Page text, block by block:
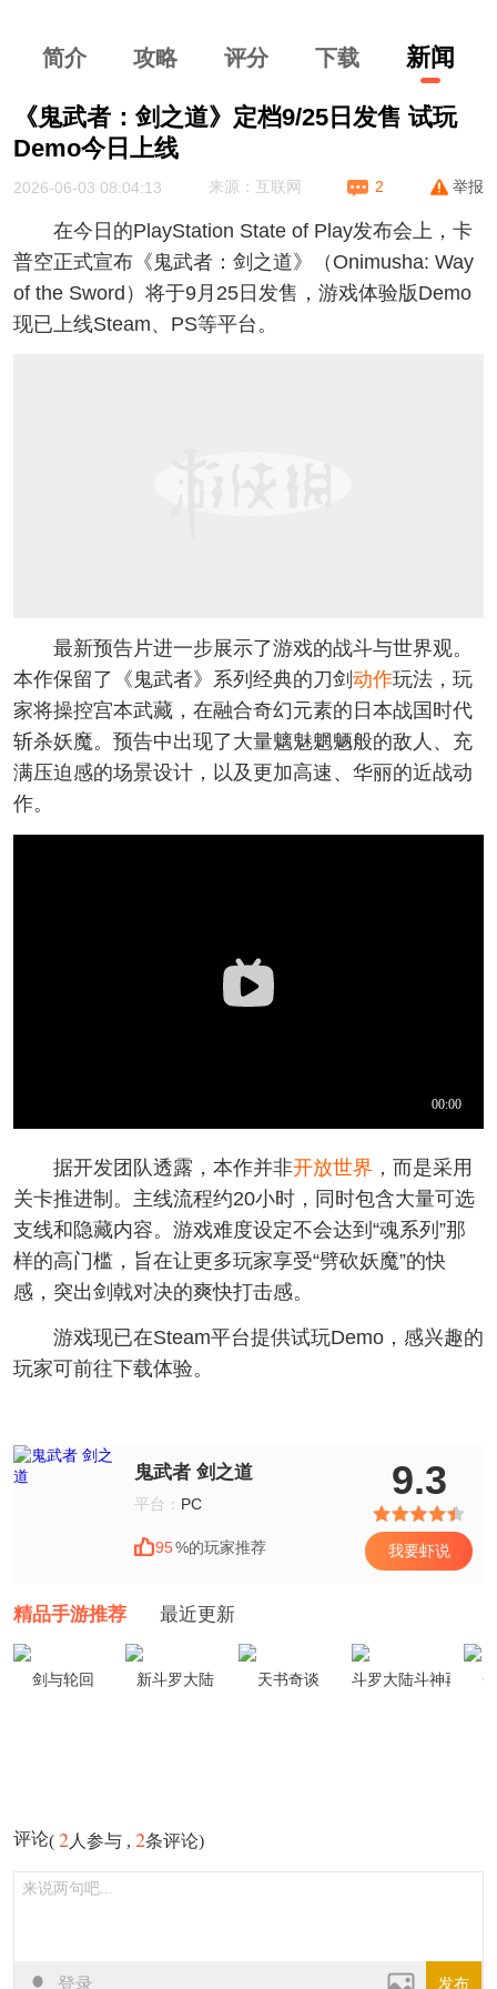
简介 攻略 评分 下载 新闻
《鬼武者：剑之道》定档9/25日发售 试玩
Demo今日上线
2026-06-03 08:04:13 来源：互联网 2 举报
在今日的PlayStation State of Play发布会上，卡
普空正式宣布《鬼武者：剑之道》（Onimusha: Way
of the Sword）将于9月25日发售，游戏体验版Demo
现已上线Steam、PS等平台。
最新预告片进一步展示了游戏的战斗与世界观。
本作保留了《鬼武者》系列经典的刀剑 动作玩法，玩
家将操控宫本武藏，在融合奇幻元素的日本战国时代
斩杀妖魔。预告中出现了大量魑魅魍魉般的敌人、充
满压迫感的场景设计，以及更加高速、华丽的近战动
作。
据开发团队透露，本作并非开放世界 ，而是采用
关卡推进制。主线流程约20小时，同时包含大量可选
支线和隐藏内容。游戏难度设定不会达到“魂系列”那
样的高门槛，旨在让更多玩家享受“劈砍妖魔”的快
感，突出剑戟对决的爽快打击感。
游戏现已在Steam平台提供试玩Demo，感兴趣的
玩家可前往下载体验。
鬼武者 剑之道
平台： PC
95%的玩家推荐
9.3
我要虾说
精品手游推荐 最近更新
剑与轮回 新斗罗大陆 天书奇谈 斗罗大陆斗神再临
评论( 2人参与 , 2条评论)
登录 发布